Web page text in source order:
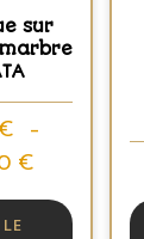
sur
€
–
€Plage
de